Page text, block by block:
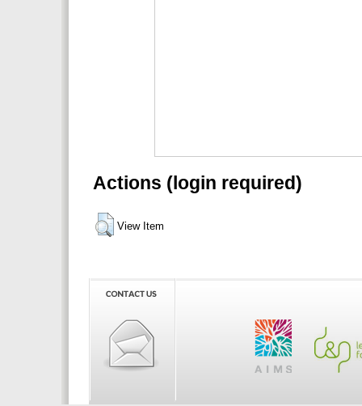
Actions (login required)
View Item